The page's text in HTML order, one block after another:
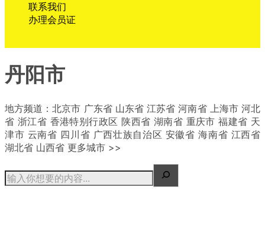
联系我们
办理会员证
丹阳市
地方频道：北京市 广东省 山东省 江苏省 河南省 上海市 河北
省 浙江省 香港特别行政区 陕西省 湖南省 重庆市 福建省 天
津市 云南省 四川省 广西壮族自治区 安徽省 海南省 江西省
湖北省 山西省 更多城市 >>